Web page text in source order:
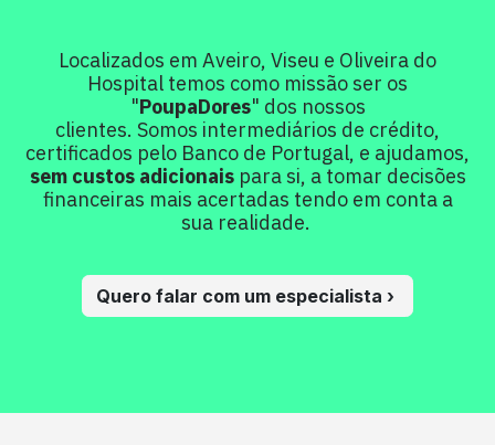
Localizados em Aveiro, Viseu e Oliveira do
Hospital temos como missão ser os
"PoupaDores" dos nossos
clientes. Somos intermediários de crédito,
certificados pelo Banco de Portugal, e ajudamos,
sem custos adicionaispara si, a tomar decisões
financeiras mais acertadas tendo em conta a
sua realidade.
Quero falar com um especialista ›